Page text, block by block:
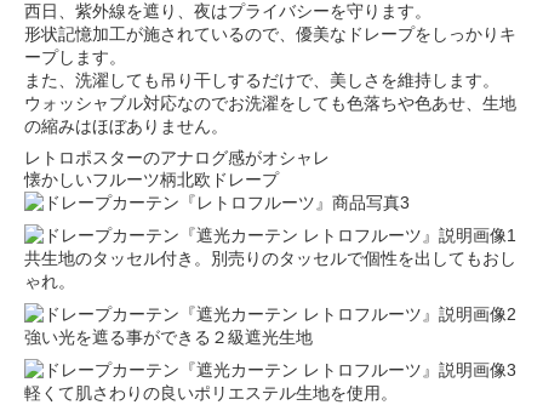
西日、紫外線を遮り、夜はプライバシーを守ります。
形状記憶加工が施されているので、優美なドレープをしっかりキ
ープします。
また、洗濯しても吊り干しするだけで、美しさを維持します。
ウォッシャブル対応なのでお洗濯をしても色落ちや色あせ、生地
の縮みはほぼありません。
レトロポスターのアナログ感がオシャレ
懐かしいフルーツ柄北欧ドレープ
共生地のタッセル付き。別売りのタッセルで個性を出してもおし
ゃれ。
強い光を遮る事ができる２級遮光生地
軽くて肌さわりの良いポリエステル生地を使用。